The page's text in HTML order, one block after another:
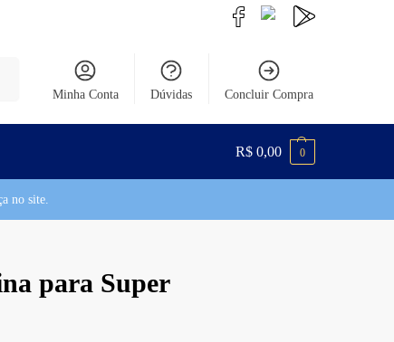
Minha Conta Dúvidas Concluir Compra
R$ 0,00 0
no site.
para Super